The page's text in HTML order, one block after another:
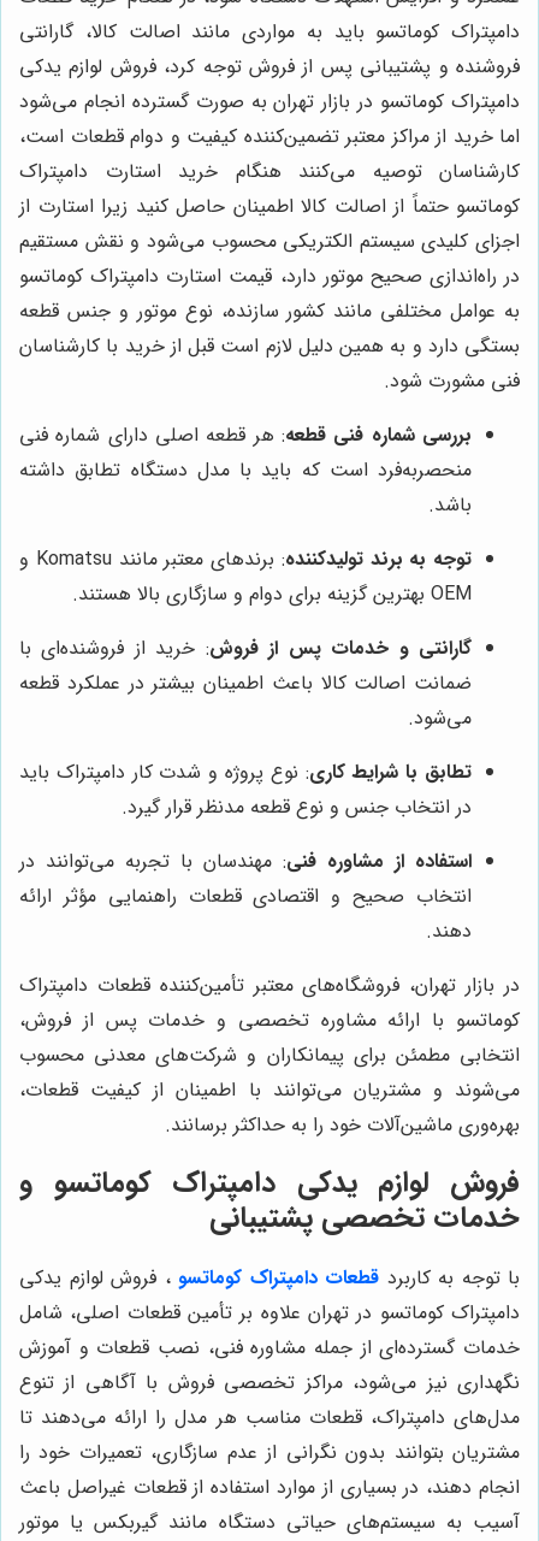
دامپتراک کوماتسو باید به مواردی مانند اصالت کالا، گارانتی
فروشنده و پشتیبانی پس از فروش توجه کرد، فروش لوازم یدکی
دامپتراک کوماتسو در بازار تهران به صورت گسترده انجام می‌شود
اما خرید از مراکز معتبر تضمین‌کننده کیفیت و دوام قطعات است،
کارشناسان توصیه می‌کنند هنگام خرید استارت دامپتراک
کوماتسو حتماً از اصالت کالا اطمینان حاصل کنید زیرا استارت از
اجزای کلیدی سیستم الکتریکی محسوب می‌شود و نقش مستقیم
در راه‌اندازی صحیح موتور دارد، قیمت استارت دامپتراک کوماتسو
به عوامل مختلفی مانند کشور سازنده، نوع موتور و جنس قطعه
بستگی دارد و به همین دلیل لازم است قبل از خرید با کارشناسان
فنی مشورت شود.
بررسی شماره فنی قطعه: هر قطعه اصلی دارای شماره فنی
منحصربه‌فرد است که باید با مدل دستگاه تطابق داشته
باشد.
توجه به برند تولیدکننده
: برندهای معتبر مانند Komatsu و
OEM بهترین گزینه برای دوام و سازگاری بالا هستند.
گارانتی و خدمات پس از فروش: خرید از فروشنده‌ای با
ضمانت اصالت کالا باعث اطمینان بیشتر در عملکرد قطعه
می‌شود.
تطابق با شرایط کاری: نوع پروژه و شدت کار دامپتراک باید
در انتخاب جنس و نوع قطعه مدنظر قرار گیرد.
استفاده از مشاوره فنی: مهندسان با تجربه می‌توانند در
انتخاب صحیح و اقتصادی قطعات راهنمایی مؤثر ارائه
دهند.
در بازار تهران، فروشگاه‌های معتبر تأمین‌کننده قطعات دامپتراک
کوماتسو با ارائه مشاوره تخصصی و خدمات پس از فروش،
انتخابی مطمئن برای پیمانکاران و شرکت‌های معدنی محسوب
می‌شوند و مشتریان می‌توانند با اطمینان از کیفیت قطعات،
بهره‌وری ماشین‌آلات خود را به حداکثر برسانند.
فروش لوازم یدکی دامپتراک کوماتسو و
خدمات تخصصی پشتیبانی
با توجه به کاربرد قطعات دامپتراک کوماتسو ، فروش لوازم یدکی
دامپتراک کوماتسو در تهران علاوه بر تأمین قطعات اصلی، شامل
خدمات گسترده‌ای از جمله مشاوره فنی، نصب قطعات و آموزش
نگهداری نیز می‌شود، مراکز تخصصی فروش با آگاهی از تنوع
مدل‌های دامپتراک، قطعات مناسب هر مدل را ارائه می‌دهند تا
مشتریان بتوانند بدون نگرانی از عدم سازگاری، تعمیرات خود را
انجام دهند، در بسیاری از موارد استفاده از قطعات غیراصل باعث
آسیب به سیستم‌های حیاتی دستگاه مانند گیربکس یا موتور